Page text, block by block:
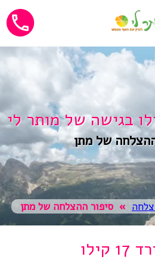
של מתן
» סיפור ההצלחה של מתן
קילו